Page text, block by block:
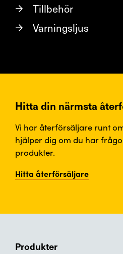
Tillbehör
Varningsljus
Produkter
Hitta din närmsta
Vi har återförsäljare runt
hjälper dig om du har
produkter.
Hitta återförsäljare